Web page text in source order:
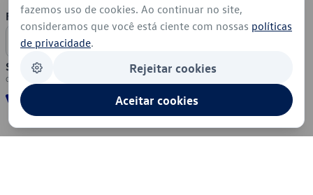
Formas de Pagamento
Segurança
fazemos uso de cookies. Ao continuar no site,
consideramos que você está ciente com nossas políticas
de privacidade.
Rejeitar cookies
Aceitar cookies